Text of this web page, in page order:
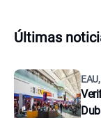
Últimas